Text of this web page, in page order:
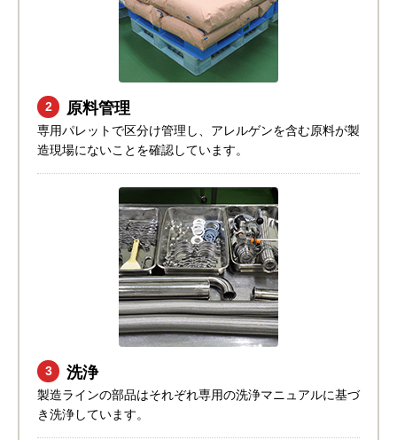
2 原料管理
専用パレットで区分け管理し、アレルゲンを含む原料が製
造現場にないことを確認しています。
3 洗浄
製造ラインの部品はそれぞれ専用の洗浄マニュアルに基づ
き洗浄しています。